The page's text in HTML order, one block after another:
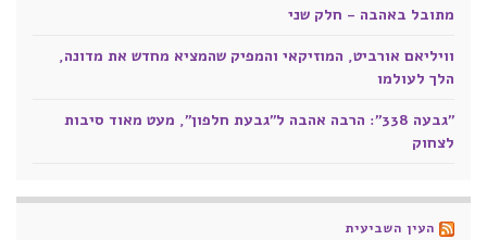
מתובל באהבה - חלק שני
וויליאם אורביט, המוזיקאי והמפיק שהמציא מחדש את מדונה,
הלך לעולמו
"גבעה 338": הרבה אהבה ל"גבעת חלפון", מעט מאוד סיבות
לצחוק
העין השביעית